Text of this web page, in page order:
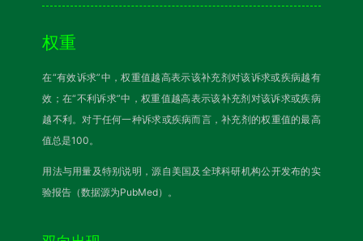
权重
在“有效诉求”中，权重值越高表示该补充剂对该诉求或疾病越有
效；在“不利诉求”中，权重值越高表示该补充剂对该诉求或疾病
越不利。对于任何一种诉求或疾病而言，补充剂的权重值的最高
值总是100。
用法与用量及特别说明，源自美国及全球科研机构公开发布的实
验报告（数据源为PubMed）。